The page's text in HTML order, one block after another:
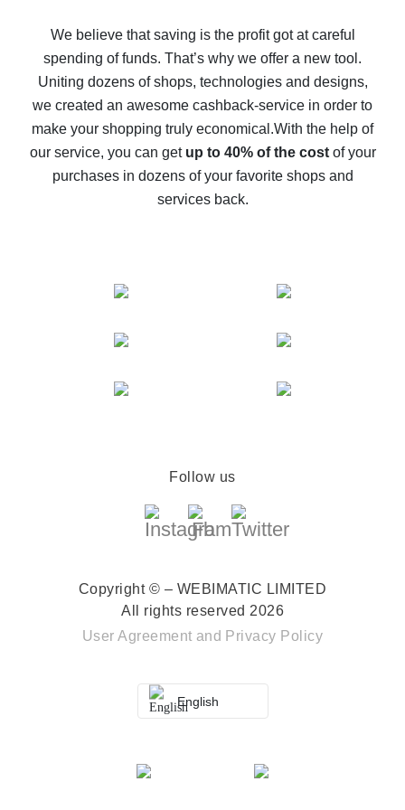
back
10% cash back on AliExpress - the impossible is
possible
The best cash back on AliExpress - how to find it
The best cash back service for AliExpress - let's
compare offers
We believe that saving is the profit got at careful
spending of funds. That’s why we offer a new tool.
Uniting dozens of shops, technologies and designs,
we created an awesome cashback-service in order to
make your shopping truly economical.With the help of
our service, you can get up to 40% of the costof your
purchases in dozens of your favorite shops and
services back.
Follow us
Copyright © – WEBIMATIC LIMITED
All rights reserved 2026
User Agreement and Privacy Policy
English